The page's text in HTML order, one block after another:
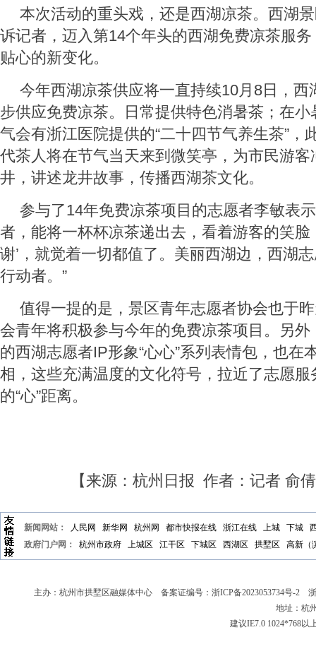
本次活动的重头戏，还是西湖凉茶。西湖
诉记者，迈入第14个年头的西湖免费凉茶服
贴心的新变化。
今年西湖凉茶供应将一直持续10月8日，西
步供应免费凉茶。日常提供特色消暑茶；在
气会有浙江医院提供的“二十四节气养生茶”，
代茶人将在节气当天来到微笑亭，为市民游客
井，讲述龙井故事，传播西湖茶文化。
参与了14年免费凉茶项目的志愿者李敏表
者，能将一杯杯凉茶递出去，看着游客的笑脸
谢’，就觉着一切都值了。美丽西湖边，西湖
行动者。”
值得一提的是，景区青年志愿者协会也于
会青年将积极参与今年的免费凉茶项目。另
的西湖志愿者IP形象“心心”系列表情包，也在
相，这些充满温度的文化符号，拉近了志愿服
的“心”距离。
【来源：杭州日报 作者：记者 俞
新闻网站： 人民网 新华网 杭州网 都市快报在线 浙江在线 上城 下城
政府门户网：
杭州市政府 上城区 江干区 下城区 西湖区 拱墅区 高新（
主办：杭州市拱墅区融媒体中心 备案证编号： 浙ICP备2023053734号-2 浙
地址：杭
建议IE7.0 1024*768